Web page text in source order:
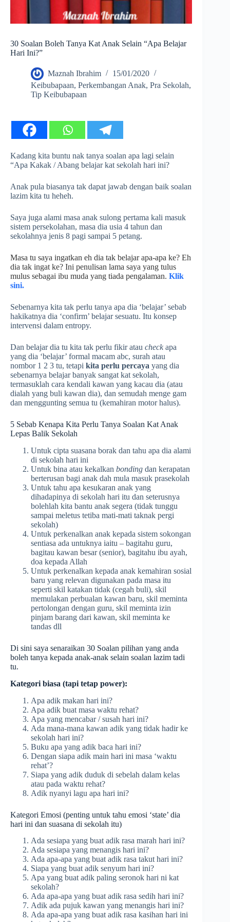
30 Soalan Boleh Tanya Kat Anak Selain “Apa Belajar
Hari Ini?”
Maznah Ibrahim
15/01/2020
Keibubapaan, Perkembangan Anak, Pra Sekolah,
Tip Keibubapaan
Kadang kita buntu nak tanya soalan apa lagi selain
“Apa Kakak / Abang belajar kat sekolah hari ini?
Anak pula biasanya tak dapat jawab dengan baik soalan
lazim kita tu heheh.
Saya juga alami masa anak sulong pertama kali masuk
sistem persekolahan, masa dia usia 4 tahun dan
sekolahnya jenis 8 pagi sampai 5 petang.
Masa tu saya ingatkan eh dia tak belajar apa-apa ke? Eh
dia tak ingat ke? Ini penulisan lama saya yang tulus
mulus sebagai ibu muda yang tiada pengalaman. Klik
sini.
Sebenarnya kita tak perlu tanya apa dia ‘belajar’ sebab
hakikatnya dia ‘confirm’ belajar sesuatu. Itu konsep
intervensi dalam entropy.
Dan belajar dia tu kita tak perlu fikir atau check apa
yang dia ‘belajar’ formal macam abc, surah atau
nombor 1 2 3 tu, tetapi kita perlu percaya yang dia
sebenarnya belajar banyak sangat kat sekolah,
termasuklah cara kendali kawan yang kacau dia (atau
dialah yang buli kawan dia), dan semudah menge gam
dan menggunting semua tu (kemahiran motor halus).
5 Sebab Kenapa Kita Perlu Tanya Soalan Kat Anak
Lepas Balik Sekolah
Untuk cipta suasana borak dan tahu apa dia alami
di sekolah hari ini
Untuk bina atau kekalkan bonding dan kerapatan
berterusan bagi anak dah mula masuk prasekolah
Untuk tahu apa kesukaran anak yang
dihadapinya di sekolah hari itu dan seterusnya
bolehlah kita bantu anak segera (tidak tunggu
sampai meletus tetiba mati-mati taknak pergi
sekolah)
Untuk perkenalkan anak kepada sistem sokongan
sentiasa ada untuknya iaitu – bagitahu guru,
bagitau kawan besar (senior), bagitahu ibu ayah,
doa kepada Allah
Untuk perkenalkan kepada anak kemahiran sosial
baru yang relevan digunakan pada masa itu
seperti skil katakan tidak (cegah buli), skil
memulakan perbualan kawan baru, skil meminta
pertolongan dengan guru, skil meminta izin
pinjam barang dari kawan, skil meminta ke
tandas dll
Di sini saya senaraikan 30 Soalan pilihan yang anda
boleh tanya kepada anak-anak selain soalan lazim tadi
tu.
Kategori biasa (tapi tetap power):
Apa adik makan hari ini?
Apa adik buat masa waktu rehat?
Apa yang mencabar / susah hari ini?
Ada mana-mana kawan adik yang tidak hadir ke
sekolah hari ini?
Buku apa yang adik baca hari ini?
Dengan siapa adik main hari ini masa ‘waktu
rehat’?
Siapa yang adik duduk di sebelah dalam kelas
atau pada waktu rehat?
Adik nyanyi lagu apa hari ini?
Kategori Emosi (penting untuk tahu emosi ‘state’ dia
hari ini dan suasana di sekolah itu)
Ada sesiapa yang buat adik rasa marah hari ini?
Ada sesiapa yang menangis hari ini?
Ada apa-apa yang buat adik rasa takut hari ini?
Siapa yang buat adik senyum hari ini?
Apa yang buat adik paling seronok hari ni kat
sekolah?
Ada apa-apa yang buat adik rasa sedih hari ini?
Adik ada pujuk kawan yang menangis hari ini?
Ada apa-apa yang buat adik rasa kasihan hari ini